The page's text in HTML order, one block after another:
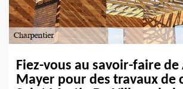
Fiez-vous au savoir-faire
Mayer pour des travaux de